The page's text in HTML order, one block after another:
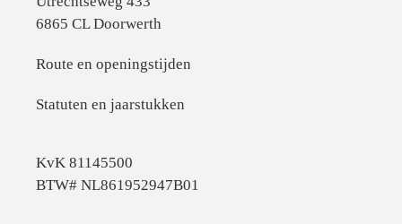
6865 CL Doorwerth
Route en openingstijden
Statuten en jaarstukken
KvK 81145500
BTW# NL861952947B01